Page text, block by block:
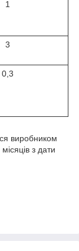
1
3
0,3
виробником
з дати